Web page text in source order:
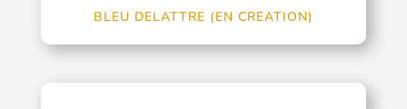
BLEU DELATTRE (EN CREATION)